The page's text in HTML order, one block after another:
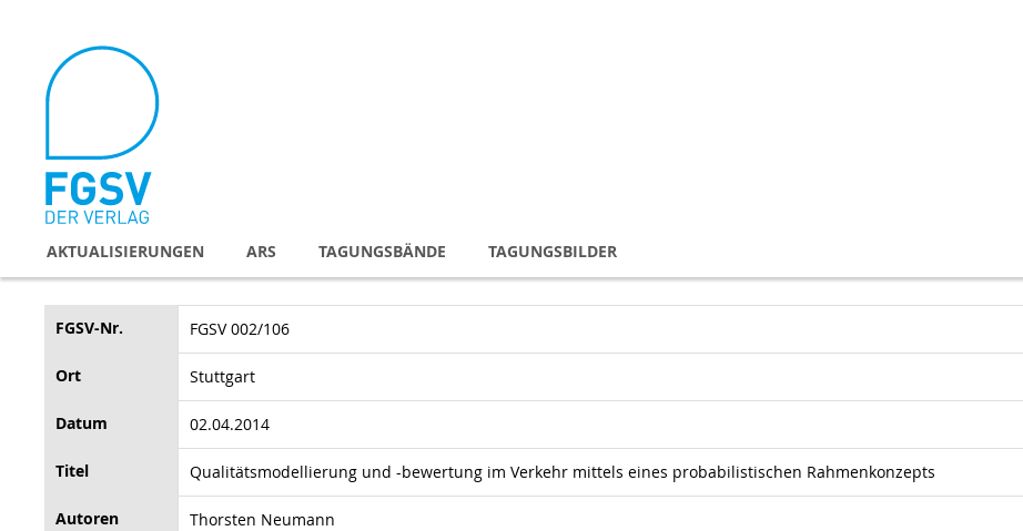
Inhalt
AKTUALISIERUNGEN ARS TAGUNGSBÄNDE TAGUNGSBILDER
FGSV-Nr. FGSV 002/106
Ort Stuttgart
Datum 02.04.2014
Titel Qualitätsmodellierung und -bewertung im Verkehr mittels eines probabilistischen Rahmenkonzepts
Autoren Thorsten Neumann